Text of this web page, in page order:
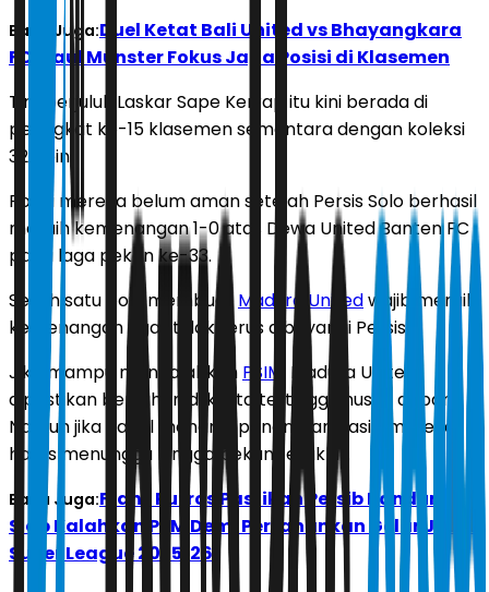
Baca Juga:Duel Ketat Bali United vs Bhayangkara
FC, Paul Munster Fokus Jaga Posisi di Klasemen
Tim berjuluk Laskar Sape Kerrap itu kini berada di
peringkat ke-15 klasemen sementara dengan koleksi
32 poin.
Posisi mereka belum aman setelah Persis Solo berhasil
meraih kemenangan 1-0 atas Dewa United Banten FC
pada laga pekan ke-33.
Selisih satu poin membuatMadura Unitedwajib meraih
kemenangan agar tidak terus dibayangi Persis.
Jika mampu mengalahkan PSIM
, Madura United
dipastikan bertahan di kasta tertinggi musim depan.
Namun jika gagal menang, penentuan nasib mereka
harus menunggu hingga pekan terakhir.
Baca Juga:Frans Putros Pastikan Persib Bandung
Siap Kalahkan PSM Demi Pertahankan Gelar Juara
Super League 2025/26